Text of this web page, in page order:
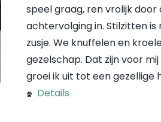
speel graag, ren vrolijk
achtervolging in. Stilzitten
zusje. We knuffelen en
gezelschap. Dat zijn voor
groei ik uit tot een gezellige
Details